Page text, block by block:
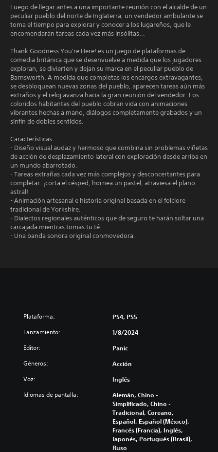
Luego de llegar antes a una importante reunión con el alcalde de un
peculiar pueblo del norte de Inglaterra, un vendedor ambulante se
toma el tiempo para explorar y conocer a los lugareños, que le
encomendarán tareas cada vez más insólitas...
Thank Goodness You're Here! es un juego de plataformas de
comedia británica que se desenvuelve a medida que los jugadores
exploran, se divierten y dejan su marca en el peculiar pueblo de
Barnsworth. A medida que completas los encargos extravagantes,
se desbloquean nuevas zonas del pueblo, aparecen tareas aún más
extraños y el reloj avanza hacia la gran reunión del vendedor. Los
coloridos habitantes del pueblo cobran vida con animaciones
vibrantes hechas a mano, diálogos completamente grabados y un
sinfín de dobles sentidos.
Características:
- Diseño visual audaz y hermoso que combina sin problemas viñetas
de acción de desplazamiento lateral con exploración desde arriba en
un mundo abarrotado.
- Tareas extrañas cada vez más complejos y desconcertantes para
completar: ¡corta el césped, hornea un pastel, atraviesa el plano
astral!
- Animación artesanal e historia original basada en el folclore
tradicional de Yorkshire.
- Dialectos regionales auténticos que de seguro te harán soltar una
carcajada mientras tomas tu té.
- Una banda sonora original conmovedora.
Plataforma: PS4, PS5
Lanzamiento: 1/8/2024
Editor: Panic
Géneros: Acción
Voz: Inglés
Idiomas de pantalla:
Alemán, Chino -
Simplificado, Chino -
Tradicional, Coreano,
Español, Español (México),
Francés (Francia), Inglés,
Japonés, Portugués (Brasil),
Ruso